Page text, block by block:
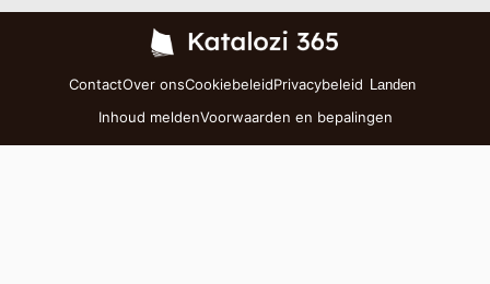
ContactOver onsCookiebeleidPrivacybeleid Landen
Inhoud meldenVoorwaarden en bepalingen